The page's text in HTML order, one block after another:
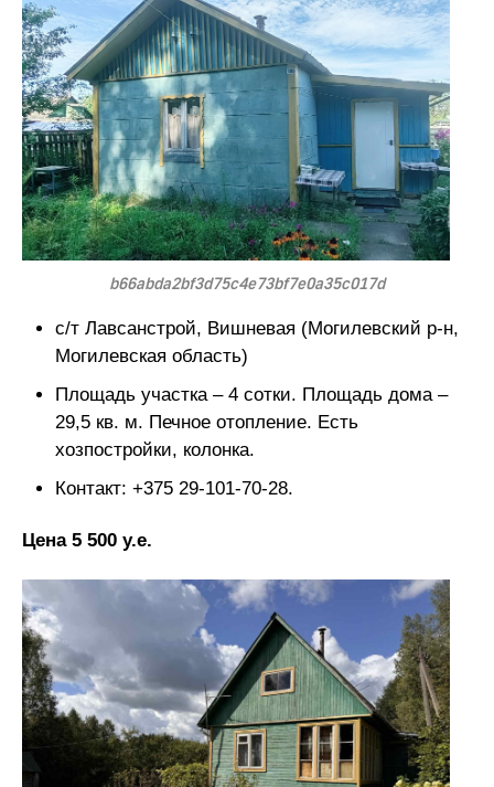
b66abda2bf3d75c4e73bf7e0a35c017d
с/т Лавсанстрой, Вишневая (Могилевский р-н,
Могилевская область)
Площадь участка – 4 сотки. Площадь дома –
29,5 кв. м. Печное отопление. Есть
хозпостройки, колонка.
Контакт: +375 29-101-70-28.
Цена 5 500 у.е.